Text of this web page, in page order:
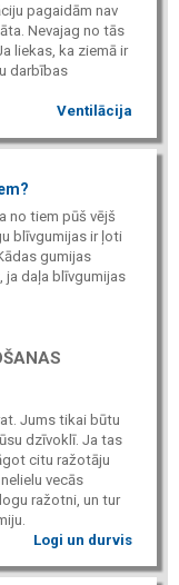
pagaidām nav
Nevajag no tās
liekas, ka ziemā ir
darbības
Ventilācija
no tiem pūš vējš
blīvgumijas ir ļoti
gumijas
ja daļa blīvgumijas
Jums tikai būtu
dzīvoklī. Ja tas
citu ražotāju
vecās
ražotni, un tur
Logi un durvis